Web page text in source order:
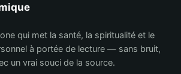
qui met la santé, la spiritualité et le
à portée de lecture — sans bruit,
un vrai souci de la source.